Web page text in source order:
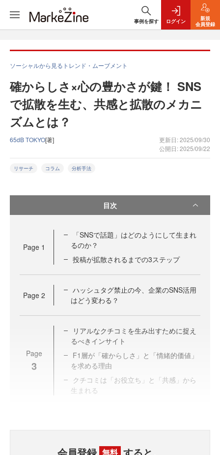
事例を探す ログイン
新規
会員登録
ソーシャルから見るトレンド・ムーブメント
確からしさ×心の豊かさが鍵！ SNS
で拡散を生む、共感と拡散のメカニ
ズムとは？
65dB TOKYO[著]
更新日: 2025/09/30
公開日: 2025/09/22
リサーチ コラム 分析手法
目次
Page 1
「SNSで話題」はどのようにして生まれ
るのか？
投稿が拡散されるまでの3ステップ
Page 2
ハッシュタグ禁止の今、企業のSNS活用
はどう変わる？
Page
3
リアルなクチコミを生み出すために捉え
るべきインサイト
F1層が「確からしさ」と「情緒的価値」
を求める理由
クチコミは「お役立ち」と「共感」から
生まれる
無料